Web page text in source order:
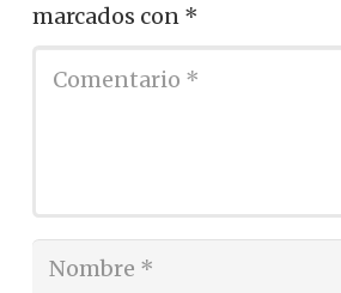
marcados con *